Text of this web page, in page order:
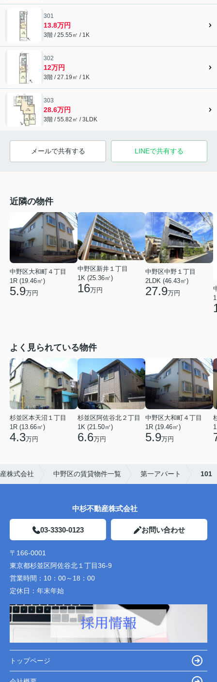
301
13.8万円
3階 / 25.55㎡ / 1K
302
12万円
3階 / 27.19㎡ / 1K
303
28.6万円
3階 / 55.82㎡ / 3LDK
メールで共有する LINEで共有する
近隣の物件
中野区大和町４丁目
1R (19.46㎡)
5.9万円
中野区新井１丁目
1K (25.36㎡)
16万円
中野区中野１丁目
2LDK (46.43㎡)
27.9万円
よく見られている物件
杉並区本天沼１丁目
1R (13.66㎡)
4.3万円
杉並区阿佐谷北２丁目
1K (21.50㎡)
6.6万円
中野区大和町４丁目
1R (19.46㎡)
5.9万円
株式会社 中野区の賃貸物件一覧 第一アパート 101
中杉不動産株式会社
03-3330-0123 お問い合わせ
〒166-0001
東京都杉並区阿佐谷北１丁目36-9
営業時間： 10：00～18：00
定休日： 年末年始
トップページ